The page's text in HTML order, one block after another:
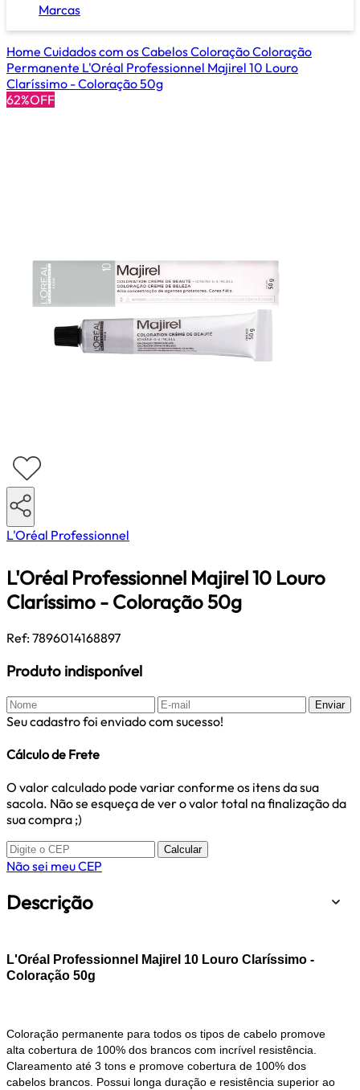
Marcas
Home Cuidados com os CabelosColoraçãoColoração
Permanente L'Oréal Professionnel Majirel 10 Louro
Claríssimo - Coloração 50g
62%OFF
L'Oréal Professionnel
L'Oréal Professionnel Majirel 10 Louro
Claríssimo - Coloração 50g
Ref: 7896014168897
Produto indisponível
Enviar
Seu cadastro foi enviado com sucesso!
Cálculo de Frete
O valor calculado pode variar conforme os itens da sua
sacola. Não se esqueça de ver o valor total na finalização da
sua compra ;)
Calcular
Não sei meu CEP
Descrição
L'Oréal Professionnel Majirel 10 Louro Claríssimo -
Coloração 50g
Coloração permanente para todos os tipos de cabelo promove
alta cobertura de 100% dos brancos com incrível resistência.
Clareamento até 3 tons e promove cobertura de 100% dos
cabelos brancos. Possui longa duração e resistência superior ao